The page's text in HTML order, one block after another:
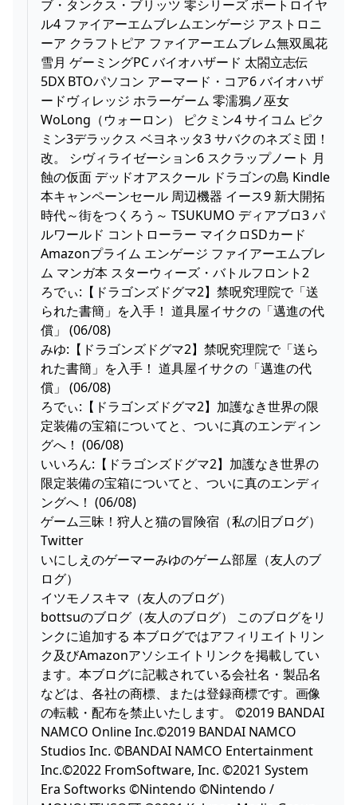
ブ・タンクス・ブリッツ 零シリーズ ポートロイヤ
ル4 ファイアーエムブレムエンゲージ アストロニ
ーア クラフトピア ファイアーエムブレム無双風花
雪月 ゲーミングPC バイオハザード 太閤立志伝
5DX BTOパソコン アーマード・コア6 バイオハザ
ードヴィレッジ ホラーゲーム 零濡鴉ノ巫女
WoLong（ウォーロン） ピクミン4 サイコム ピク
ミン3デラックス ベヨネッタ3 サバクのネズミ団！
改。 シヴィライゼーション6 スクラップノート 月
蝕の仮面 デッドオアスクール ドラゴンの島 Kindle
本キャンペーンセール 周辺機器 イース9 新大開拓
時代～街をつくろう～ TSUKUMO ディアブロ3 パ
ルワールド コントローラー マイクロSDカード
Amazonプライム エンゲージ ファイアーエムブレ
ム マンガ本 スターウィーズ・バトルフロント2
ろでぃ:【ドラゴンズドグマ2】禁呪究理院で「送
られた書簡」を入手！ 道具屋イサクの「邁進の代
償」 (06/08)
みゆ:【ドラゴンズドグマ2】禁呪究理院で「送ら
れた書簡」を入手！ 道具屋イサクの「邁進の代
償」 (06/08)
ろでぃ:【ドラゴンズドグマ2】加護なき世界の限
定装備の宝箱についてと、ついに真のエンディン
グへ！ (06/08)
いいろん:【ドラゴンズドグマ2】加護なき世界の
限定装備の宝箱についてと、ついに真のエンディ
ングへ！ (06/08)
ゲーム三昧！狩人と猫の冒険宿（私の旧ブログ）
Twitter
いにしえのゲーマーみゆのゲーム部屋（友人のブ
ログ）
イツモノスキマ（友人のブログ）
bottsuのブログ（友人のブログ） このブログをリ
ンクに追加する 本ブログではアフィリエイトリン
ク及びAmazonアソシエイトリンクを掲載してい
ます。本ブログに記載されている会社名・製品名
などは、各社の商標、または登録商標です。画像
の転載・配布を禁止いたします。 ©2019 BANDAI
NAMCO Online Inc.©2019 BANDAI NAMCO
Studios Inc. ©BANDAI NAMCO Entertainment
Inc.©2022 FromSoftware, Inc. ©2021 System
Era Softworks ©Nintendo ©Nintendo /